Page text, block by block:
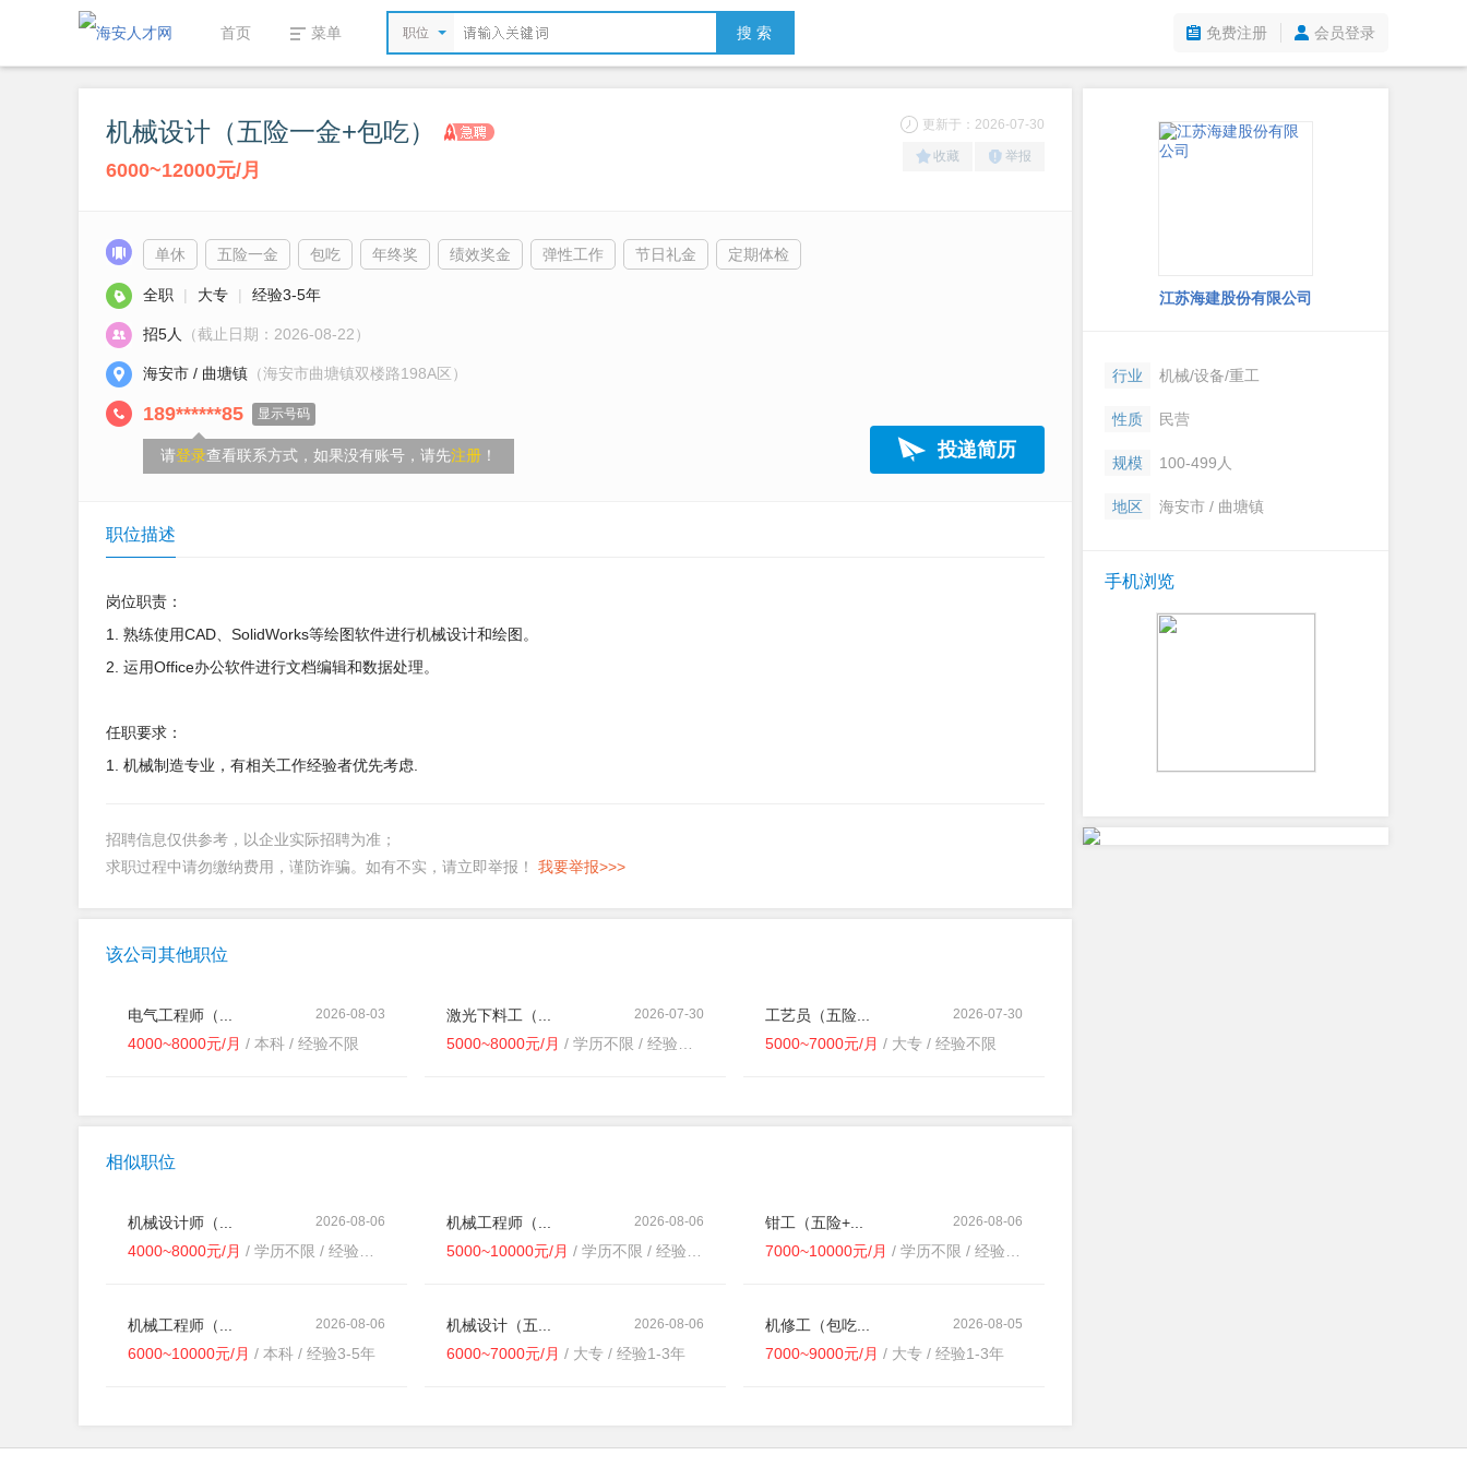
首页 菜单 职位 搜 索 免费注册 会员登录
机械设计（五险一金+包吃）
6000~12000元/月
更新于：2026-07-30
收藏 举报
单休 五险一金 包吃 年终奖 绩效奖金 弹性工作 节日礼金 定期体检
全职 | 大专 | 经验3-5年
招5人 （截止日期：2026-08-22）
海安市 / 曲塘镇 （海安市曲塘镇双楼路198A区）
189******85 显示号码
请登录查看联系方式，如果没有账号，请先注册 ！ 投递简历
职位描述
岗位职责：
1. 熟练使用CAD、SolidWorks等绘图软件进行机械设计和绘图。
2. 运用Office办公软件进行文档编辑和数据处理。
任职要求：
1. 机械制造专业，有相关工作经验者优先考虑.
招聘信息仅供参考，以企业实际招聘为准；
求职过程中请勿缴纳费用，谨防诈骗。如有不实，请立即举报！ 我要举报>>>
该公司其他职位
2026-08-03
电气工程师（...
4000~8000元/月 / 本科 / 经验不限
2026-07-30
激光下料工（...
5000~8000元/月 / 学历不限 / 经验不限
2026-07-30
工艺员（五险...
5000~7000元/月 / 大专 / 经验不限
相似职位
2026-08-06
机械设计师（...
4000~8000元/月 / 学历不限 / 经验不限
2026-08-06
机械工程师（...
5000~10000元/月 / 学历不限 / 经验不限
2026-08-06
钳工（五险+...
7000~10000元/月 / 学历不限 / 经验不限
2026-08-06
机械工程师（...
6000~10000元/月 / 本科 / 经验3-5年
2026-08-06
机械设计（五...
6000~7000元/月 / 大专 / 经验1-3年
2026-08-05
机修工（包吃...
7000~9000元/月 / 大专 / 经验1-3年
江苏海建股份有限公司
行业 机械/设备/重工
性质 民营
规模 100-499人
地区 海安市 / 曲塘镇
手机浏览